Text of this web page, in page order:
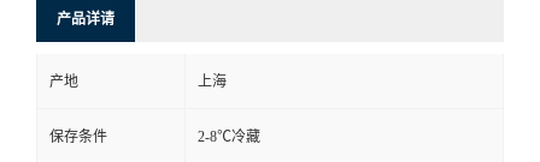
产品详请
产地 上海
保存条件 2-8℃冷藏